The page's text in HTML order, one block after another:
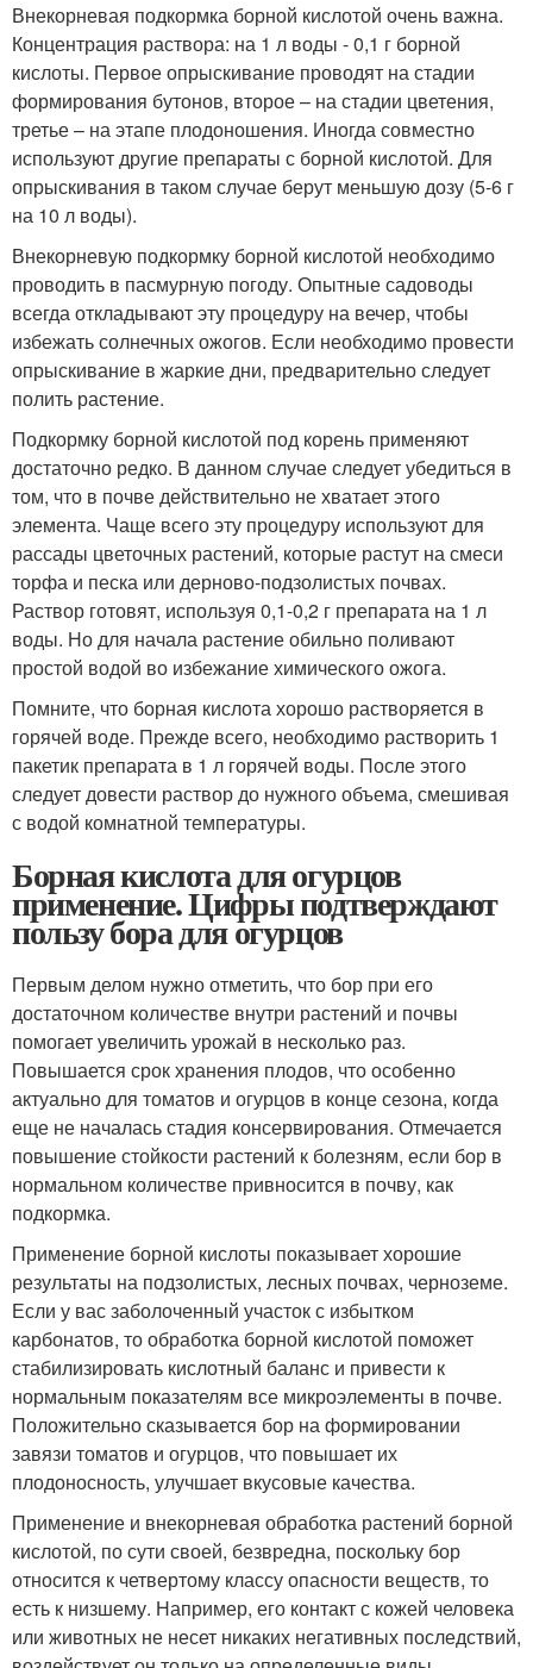
Внекорневая подкормка борной кислотой очень важна.
Концентрация раствора: на 1 л воды - 0,1 г борной
кислоты. Первое опрыскивание проводят на стадии
формирования бутонов, второе – на стадии цветения,
третье – на этапе плодоношения. Иногда совместно
используют другие препараты с борной кислотой. Для
опрыскивания в таком случае берут меньшую дозу (5-6 г
на 10 л воды).
Внекорневую подкормку борной кислотой необходимо
проводить в пасмурную погоду. Опытные садоводы
всегда откладывают эту процедуру на вечер, чтобы
избежать солнечных ожогов. Если необходимо провести
опрыскивание в жаркие дни, предварительно следует
полить растение.
Подкормку борной кислотой под корень применяют
достаточно редко. В данном случае следует убедиться в
том, что в почве действительно не хватает этого
элемента. Чаще всего эту процедуру используют для
рассады цветочных растений, которые растут на смеси
торфа и песка или дерново-подзолистых почвах.
Раствор готовят, используя 0,1-0,2 г препарата на 1 л
воды. Но для начала растение обильно поливают
простой водой во избежание химического ожога.
Помните, что борная кислота хорошо растворяется в
горячей воде. Прежде всего, необходимо растворить 1
пакетик препарата в 1 л горячей воды. После этого
следует довести раствор до нужного объема, смешивая
с водой комнатной температуры.
Борная кислота для огурцов
применение. Цифры подтверждают
пользу бора для огурцов
Первым делом нужно отметить, что бор при его
достаточном количестве внутри растений и почвы
помогает увеличить урожай в несколько раз.
Повышается срок хранения плодов, что особенно
актуально для томатов и огурцов в конце сезона, когда
еще не началась стадия консервирования. Отмечается
повышение стойкости растений к болезням, если бор в
нормальном количестве привносится в почву, как
подкормка.
Применение борной кислоты показывает хорошие
результаты на подзолистых, лесных почвах, черноземе.
Если у вас заболоченный участок с избытком
карбонатов, то обработка борной кислотой поможет
стабилизировать кислотный баланс и привести к
нормальным показателям все микроэлементы в почве.
Положительно сказывается бор на формировании
завязи томатов и огурцов, что повышает их
плодоносность, улучшает вкусовые качества.
Применение и внекорневая обработка растений борной
кислотой, по сути своей, безвредна, поскольку бор
относится к четвертому классу опасности веществ, то
есть к низшему. Например, его контакт с кожей человека
или животных не несет никаких негативных последствий,